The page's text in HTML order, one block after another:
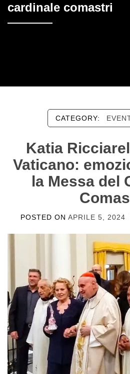
cardinale comastri
CATEGORY:
Katia
Vaticano:
la Messa del
POSTED ON APRILE 5, 2024